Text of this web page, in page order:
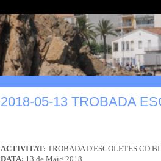
2018-05-13 TROBADA
ACTIVITAT: TROBADA D'ESCOLETES CD
DATA: 13 de Maig 2018